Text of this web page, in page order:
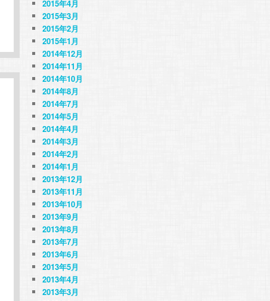
2015年4月
2015年3月
2015年2月
2015年1月
2014年12月
2014年11月
2014年10月
2014年8月
2014年7月
2014年5月
2014年4月
2014年3月
2014年2月
2014年1月
2013年12月
2013年11月
2013年10月
2013年9月
2013年8月
2013年7月
2013年6月
2013年5月
2013年4月
2013年3月